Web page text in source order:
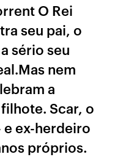
O Rei
seu pai, o
sério seu
nem
a
Scar, o
e ex-herdeiro
próprios.